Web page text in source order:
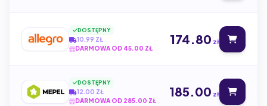
DOSTĘPNY
10.99 ZŁ
DARMOWA OD 45.00 ZŁ
174.80 zł
DOSTĘPNY
12.00 ZŁ
DARMOWA OD 285.00 ZŁ
185.00 zł